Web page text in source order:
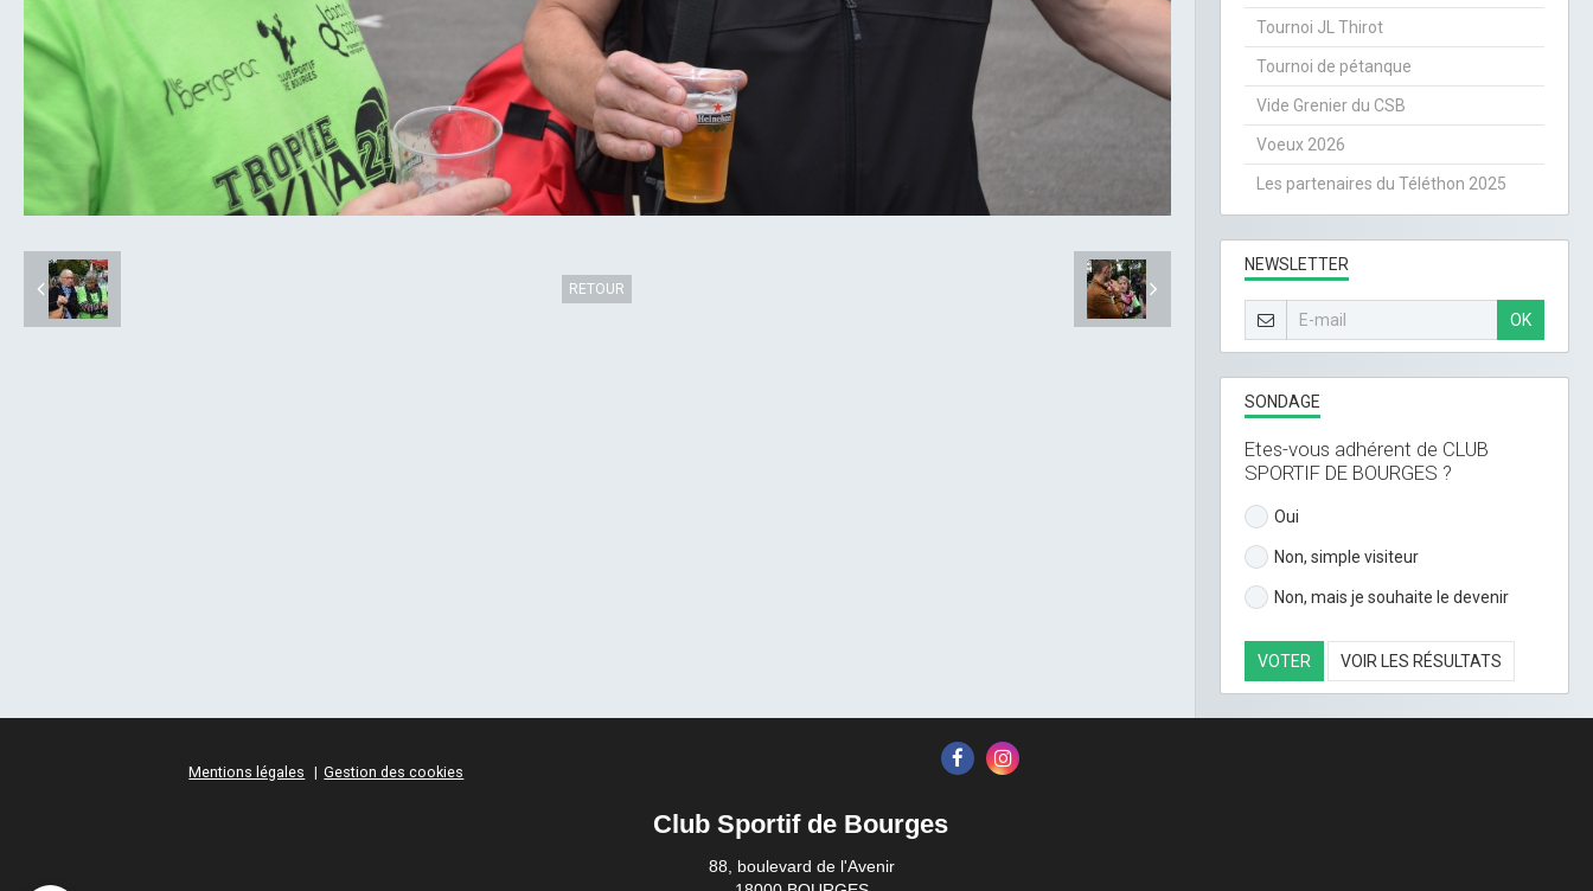
RETOUR
Tournoi JL Thirot
Tournoi de pétanque
Vide Grenier du CSB
Voeux 2026
Les partenaires du Téléthon 2025
NEWSLETTER
OK
SONDAGE
Etes-vous adhérent de CLUB
SPORTIF DE BOURGES ?
Oui
Non, simple visiteur
Non, mais je souhaite le devenir
VOTER VOIR LES RÉSULTATS
Mentions légales Gestion des cookies
Club Sportif de Bourges
88, boulevard de l'Avenir